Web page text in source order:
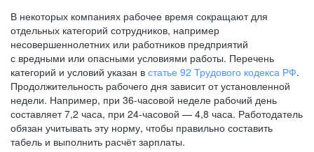
В некоторых компаниях рабочее время сокращают для
отдельных категорий сотрудников, например
несовершеннолетних или работников предприятий
с вредными или опасными условиями работы. Перечень
категорий и условий указан в статье 92 Трудового кодекса РФ.
Продолжительность рабочего дня зависит от установленной
недели. Например, при 36-часовой неделе рабочий день
составляет 7,2 часа, при 24-часовой — 4,8 часа. Работодатель
обязан учитывать эту норму, чтобы правильно составить
табель и выполнить расчёт зарплаты.